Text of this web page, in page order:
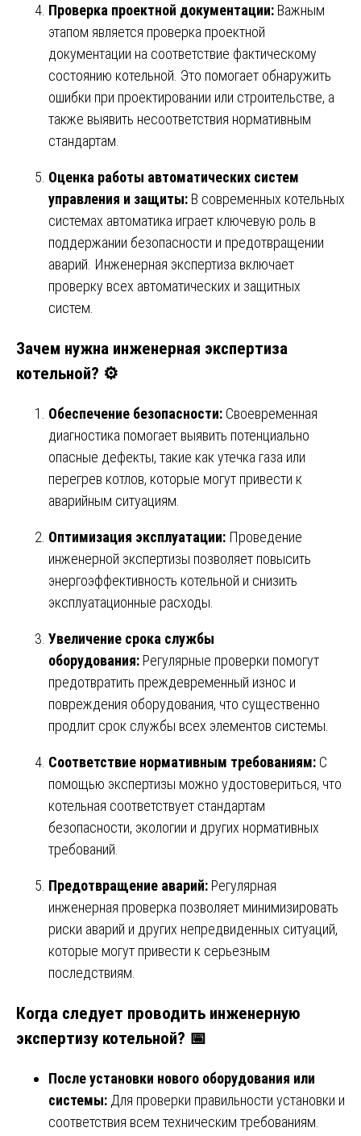
Проверка проектной документации: Важным
этапом является проверка проектной
документации на соответствие фактическому
состоянию котельной. Это помогает обнаружить
ошибки при проектировании или строительстве, а
также выявить несоответствия нормативным
стандартам.
Оценка работы автоматических систем
управления и защиты: В современных котельных
системах автоматика играет ключевую роль в
поддержании безопасности и предотвращении
аварий. Инженерная экспертиза включает
проверку всех автоматических и защитных
систем.
Зачем нужна инженерная экспертиза
котельной? ⚙️
Обеспечение безопасности: Своевременная
диагностика помогает выявить потенциально
опасные дефекты, такие как утечка газа или
перегрев котлов, которые могут привести к
аварийным ситуациям.
Оптимизация эксплуатации: Проведение
инженерной экспертизы позволяет повысить
энергоэффективность котельной и снизить
эксплуатационные расходы.
Увеличение срока службы
оборудования: Регулярные проверки помогут
предотвратить преждевременный износ и
повреждения оборудования, что существенно
продлит срок службы всех элементов системы.
Соответствие нормативным требованиям: С
помощью экспертизы можно удостовериться, что
котельная соответствует стандартам
безопасности, экологии и других нормативных
требований.
Предотвращение аварий: Регулярная
инженерная проверка позволяет минимизировать
риски аварий и других непредвиденных ситуаций,
которые могут привести к серьезным
последствиям.
Когда следует проводить инженерную
экспертизу котельной? 📅
После установки нового оборудования или
системы: Для проверки правильности установки и
соответствия всем техническим требованиям.